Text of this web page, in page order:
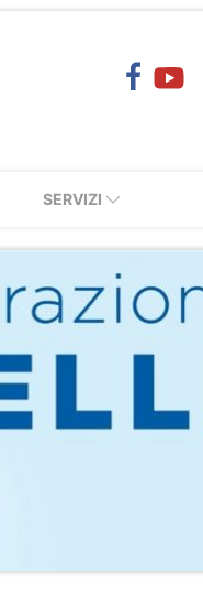
SERVIZI